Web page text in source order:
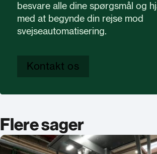
besvare alle dine spørgsmål og
med at begynde din rejse mod
svejseautomatisering.
Kontakt os
Flere sager